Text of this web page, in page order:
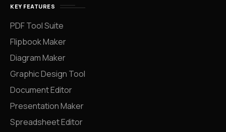
KEY FEATURES
PDF Tool Suite
Flipbook Maker
Diagram Maker
Graphic Design Tool
Document Editor
Presentation Maker
Spreadsheet Editor